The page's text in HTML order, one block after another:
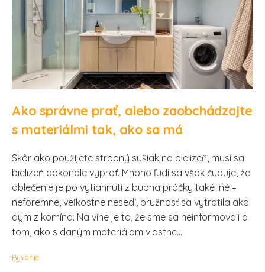
Ako správne prať, alebo zaobchádzajte
s materiálmi tak, ako sa má
Skôr ako použijete stropný sušiak na bielizeň, musí sa
bielizeň dokonale vyprať. Mnoho ľudí sa však čuduje, že
oblečenie je po vytiahnutí z bubna práčky také iné –
neforemné, veľkostne nesedí, pružnosť sa vytratila ako
dym z komína. Na vine je to, že sme sa neinformovali o
tom, ako s daným materiálom vlastne...
Bývanie